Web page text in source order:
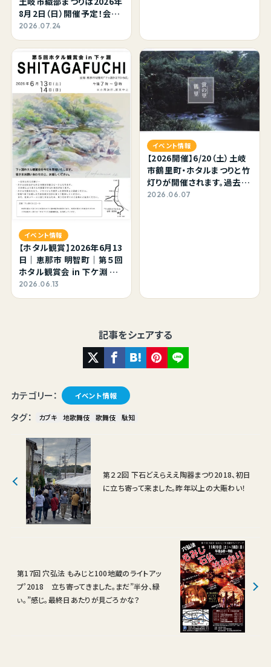
8月2日（日）開催予定！会場
は変わらず！
2026.07.24
イベント情報
【ホタル観賞】2026年6月13
日｜恵那市 明智町｜第５回
ホタル観賞会 in 下ケ淵 に
立ち寄って来ました。
2026.06.13
イベント情報
【2026開催】6/20（土）土岐
市鶴里町・ホタルまつりと竹
灯りが開催されます。過去に
開催された当日の様子など
2026.06.07
記事をシェアする
カテゴリー： イベント情報
タグ： カブキ 地歌舞伎 歌舞伎 駄知
第２２回 下石どえらええ陶器まつり2018、初日
に立ち寄って来ました。昨年以上の大賑わい！
第17回 穴弘法 もみじと100地蔵のライトアッ
プ’2018 立ち寄ってきました。まだ”半分、緑
ぃ。”感じ。最終日あたりが見ごろかな？